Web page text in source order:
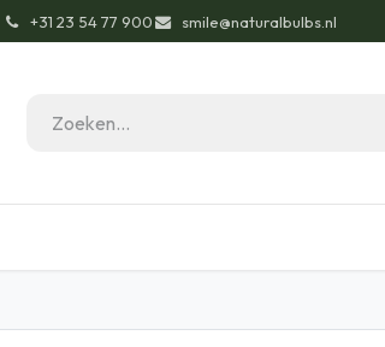
͏+31 23 54 77 900 smile@naturalbulbs.nl